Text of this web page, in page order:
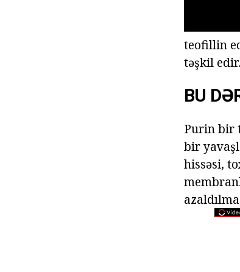
teofillin
təşkil edir.
BU
Purin bir
bir
hissəsi,